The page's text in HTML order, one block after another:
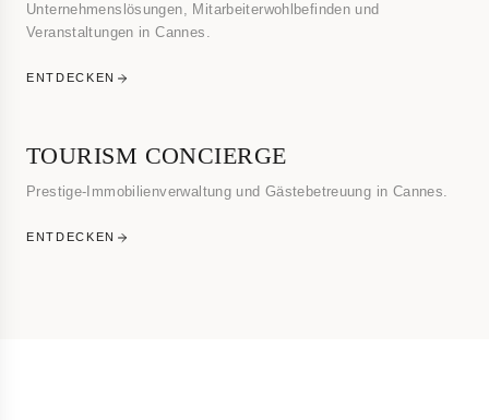
Unternehmenslösungen, Mitarbeiterwohlbefinden und
Veranstaltungen in Cannes.
ENTDECKEN
TOURISM CONCIERGE
Prestige-Immobilienverwaltung und Gästebetreuung in Cannes.
ENTDECKEN